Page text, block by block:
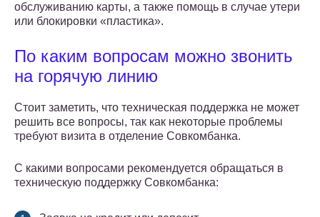
обслуживанию карты, а также помощь в случае утери
или блокировки «пластика».
По каким вопросам можно звонить
на горячую линию
Стоит заметить, что техническая поддержка не может
решить все вопросы, так как некоторые проблемы
требуют визита в отделение Совкомбанка.
С какими вопросами рекомендуется обращаться в
техническую поддержку Совкомбанка: